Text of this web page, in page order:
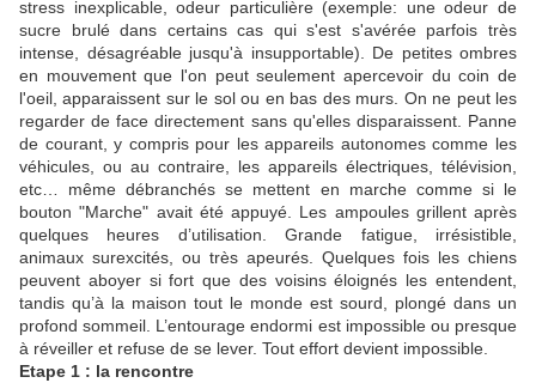
stress inexplicable, odeur particulière (exemple: une odeur de
sucre brulé dans certains cas qui s'est s'avérée parfois très
intense, désagréable jusqu'à insupportable). De petites ombres
en mouvement que l'on peut seulement apercevoir du coin de
l'oeil, apparaissent sur le sol ou en bas des murs. On ne peut les
regarder de face directement sans qu'elles disparaissent. Panne
de courant, y compris pour les appareils autonomes comme les
véhicules, ou au contraire, les appareils électriques, télévision,
etc… même débranchés se mettent en marche comme si le
bouton "Marche" avait été appuyé. Les ampoules grillent après
quelques heures d’utilisation. Grande fatigue, irrésistible,
animaux surexcités, ou très apeurés. Quelques fois les chiens
peuvent aboyer si fort que des voisins éloignés les entendent,
tandis qu’à la maison tout le monde est sourd, plongé dans un
profond sommeil. L’entourage endormi est impossible ou presque
à réveiller et refuse de se lever. Tout effort devient impossible.
Etape 1 : la rencontre